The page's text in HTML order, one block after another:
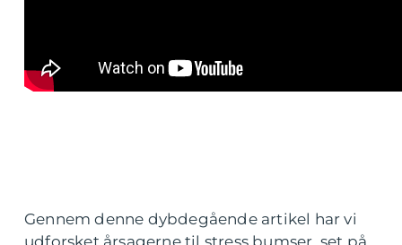
Gennem denne dybdegående artikel har vi
udforsket årsagerne til stress bumser, set på